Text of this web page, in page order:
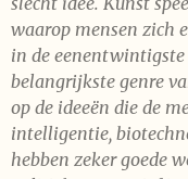
waarop mensen zich
in de
belangrijkste genre
op de ideeën die de
intelligentie,
hebben zeker goede